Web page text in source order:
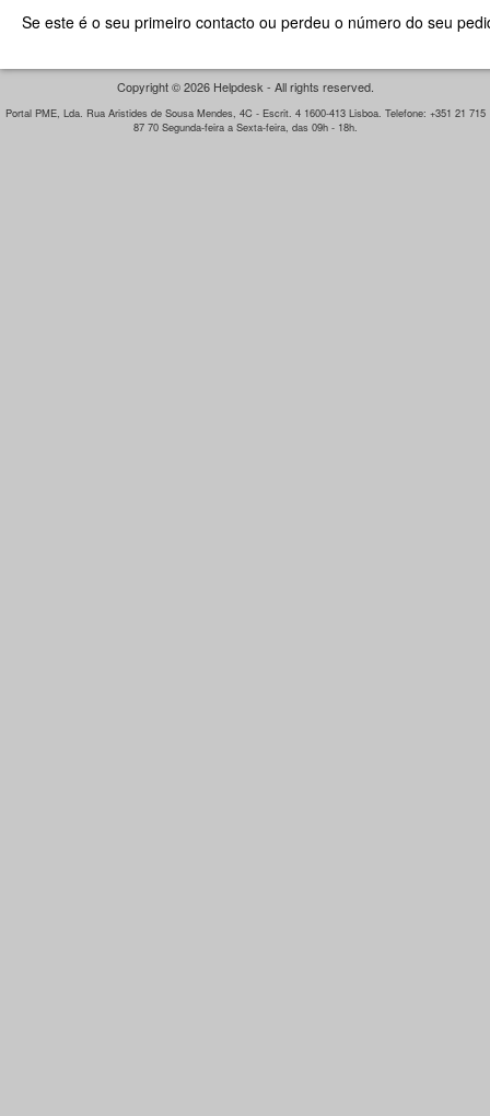
Se este é o seu primeiro contacto ou perdeu o número do seu
Copyright © 2026 Helpdesk - All rights reserved.
Portal PME, Lda. Rua Aristides de Sousa Mendes, 4C - Escrit. 4 1600-413 Lisboa. Telefone: +351 21 715
87 70 Segunda-feira a Sexta-feira, das 09h - 18h.